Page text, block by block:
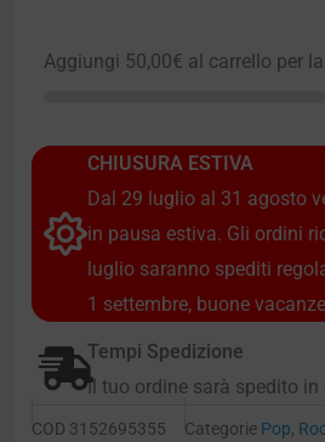
Aggiungi 50,00€ al carrello per
CHIUSURA ESTIVA
Dal 29 luglio al 31 agosto
in pausa estiva. Gli ordini
luglio saranno spediti
1 settembre, buone
Tempi Spedizione
Il tuo ordine sarà spedito
COD 3152695355 Categorie Pop,